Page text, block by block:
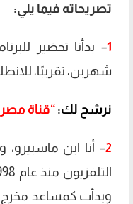
تصريحاته فيما يلي:
1– بدأنا تحضير
شهرين، تقريبًا،
نرشح لك: “قناة
2
وبدأت كمساعد